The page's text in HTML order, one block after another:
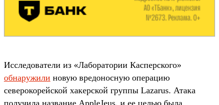
Исследователи из «Лаборатории Касперского»
обнаружили новую вредоносную операцию
северокорейской хакерской группы Lazarus. Атака
получила название AppleJeus, и ее целью была